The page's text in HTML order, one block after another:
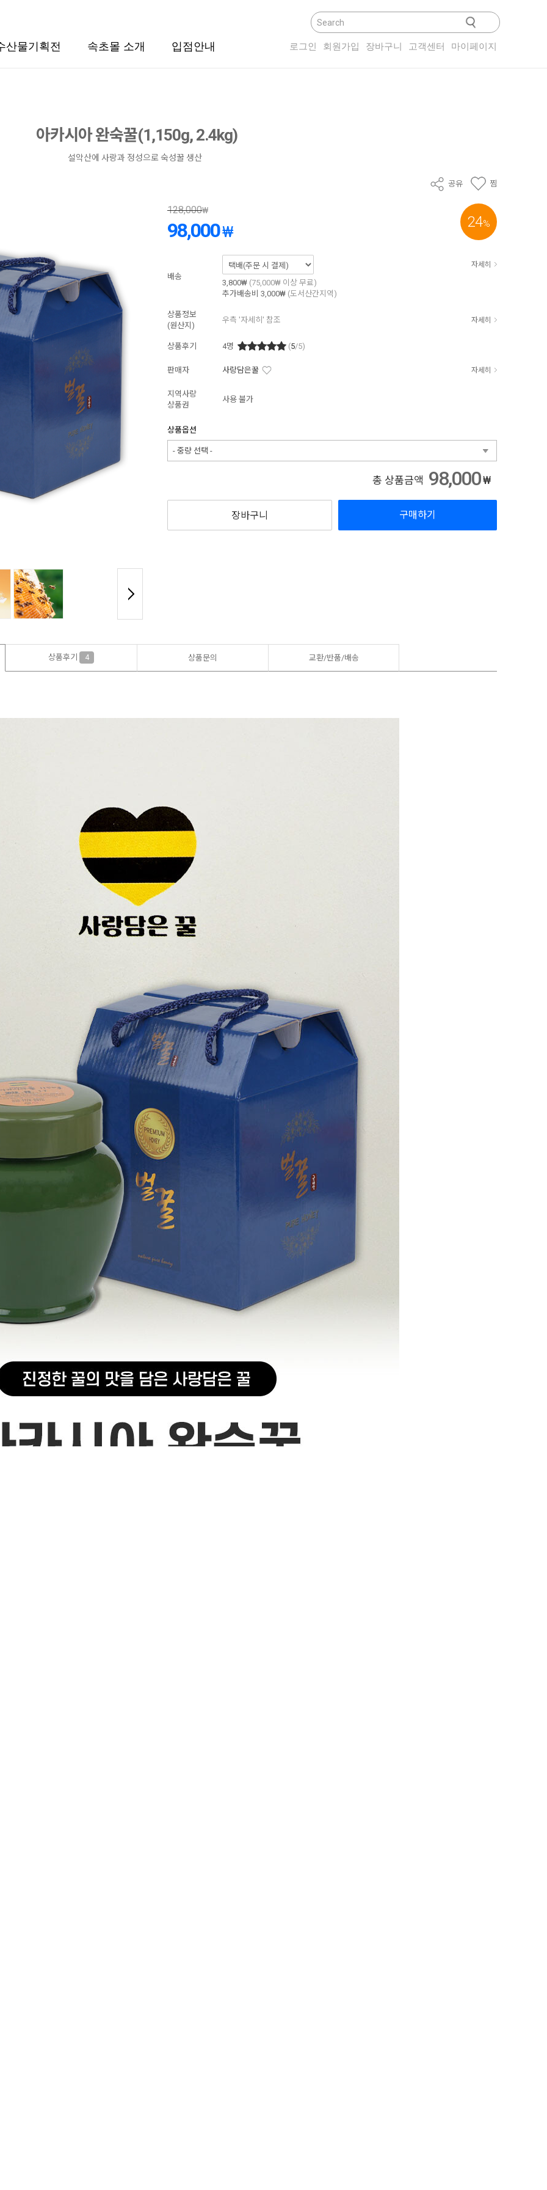
로그인 회원가입 장바구니 고객센터 마이페이지
산물기획전 속초몰 소개 입점안내
아카시아 완숙꿀(1,150g, 2.4kg)
설악산에 사랑과 정성으로 숙성꿀 생산
공유 찜
24%
128,000₩
98,000₩
배송
자세히
3,800₩ (75,000₩ 이상 무료)
추가배송비 3,000₩ (도서산간지역)
상품정보
(원산지)
우측 '자세히' 참조 자세히
상품후기 4명 (5/5)
판매자 사랑담은꿀 자세히
지역사랑
상품권
사용 불가
상품옵션
- 중량 선택 -
총 상품금액 98,000₩
장바구니 구매하기
상품후기 4 상품문의 교환/반품/배송